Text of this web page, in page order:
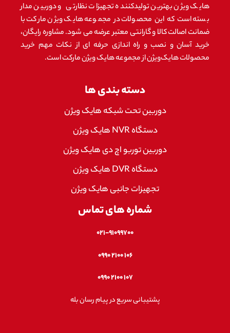
هایک ویژن بهترین تولیدکننده تجهیزات نظارتی و دوربین مدار
بسته است که این محصولات در مجموعه هایک ویژن مارکت با
ضمانت اصالت کالا و گارانتی معتبر عرضه می شود. مشاوره رایگان،
خرید آسان و نصب و راه اندازی حرفه ای از نکات مهم خرید
محصولات هایک‌ویژن از مجموعه هایک ویژن مارکت است.
دسته بندی ها
دوربین تحت شبکه هایک ویژن
دستگاه NVR هایک ویژن
دوربین توربو اچ دی هایک ویژن
دستگاه DVR هایک ویژن
تجهیزات جانبی هایک ویژن
شماره های تماس
۰۲۱-۹۱۰۹۹۷۰۰
۱۰۶ ۲۱۰۰ ۰۹۹۰
۱۰۷ ۲۱۰۰ ۰۹۹۰
پشتیبانی سریع در پیام رسان بله